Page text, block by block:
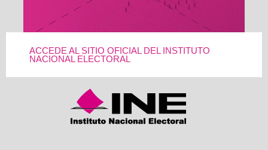
ACCEDE AL SITIO OFICIAL DEL INSTITUTO
NACIONAL ELECTORAL